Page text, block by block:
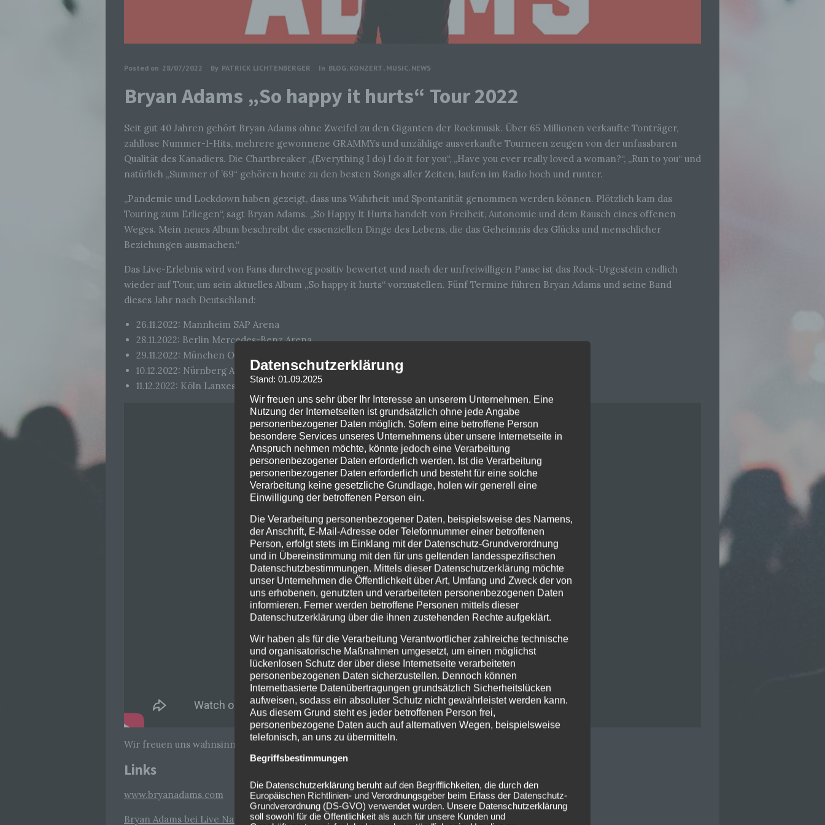
Posted on 28/07/2022 By PATRICK LICHTENBERGER In BLOG, KONZERT, MUSIC, NEWS
Bryan Adams „So happy it hurts“ Tour 2022
Seit gut 40 Jahren gehört Bryan Adams ohne Zweifel zu den Giganten der Rockmusik. Über 65 Millionen verkaufte Tonträger,
zahllose Nummer-1-Hits, mehrere gewonnene GRAMMYs und unzählige ausverkaufte Tourneen zeugen von der unfassbaren
Qualität des Kanadiers. Die Chartbreaker „(Everything I do) I do it for you“, „Have you ever really loved a woman?“, „Run to you“ und
natürlich „Summer of ’69“ gehören heute zu den besten Songs aller Zeiten, laufen im Radio hoch und runter.
„Pandemie und Lockdown haben gezeigt, dass uns Wahrheit und Spontanität genommen werden können. Plötzlich kam das
Touring zum Erliegen“, sagt Bryan Adams. „So Happy It Hurts handelt von Freiheit, Autonomie und dem Rausch eines offenen
Weges. Mein neues Album beschreibt die essenziellen Dinge des Lebens, die das Geheimnis des Glücks und menschlicher
Beziehungen ausmachen.“
Das Live-Erlebnis wird von Fans durchweg positiv bewertet und nach der unfreiwilligen Pause ist das Rock-Urgestein endlich
wieder auf Tour, um sein aktuelles Album „So happy it hurts“ vorzustellen. Fünf Termine führen Bryan Adams und seine Band
dieses Jahr nach Deutschland:
26.11.2022: Mannheim SAP Arena
28.11.2022: Berlin Mercedes-Benz Arena
29.11.2022: München Olympiahalle
10.12.2022: Nürnberg Arena Nürnberger Versicherung
11.12.2022: Köln Lanxess Arena
Wir freuen uns wahnsinnig auf die Tour und hoffen, euch dort zu sehen!
Links
www.bryanadams.com
Bryan Adams bei Live Nation
Datenschutzerklärung
Stand: 01.09.2025
Wir freuen uns sehr über Ihr Interesse an unserem Unternehmen. Eine
Nutzung der Internetseiten ist grundsätzlich ohne jede Angabe
personenbezogener Daten möglich. Sofern eine betroffene Person
besondere Services unseres Unternehmens über unsere Internetseite in
Anspruch nehmen möchte, könnte jedoch eine Verarbeitung
personenbezogener Daten erforderlich werden. Ist die Verarbeitung
personenbezogener Daten erforderlich und besteht für eine solche
Verarbeitung keine gesetzliche Grundlage, holen wir generell eine
Einwilligung der betroffenen Person ein.
Die Verarbeitung personenbezogener Daten, beispielsweise des Namens,
der Anschrift, E-Mail-Adresse oder Telefonnummer einer betroffenen
Person, erfolgt stets im Einklang mit der Datenschutz-Grundverordnung
und in Übereinstimmung mit den für uns geltenden landesspezifischen
Datenschutzbestimmungen. Mittels dieser Datenschutzerklärung möchte
unser Unternehmen die Öffentlichkeit über Art, Umfang und Zweck der von
uns erhobenen, genutzten und verarbeiteten personenbezogenen Daten
informieren. Ferner werden betroffene Personen mittels dieser
Datenschutzerklärung über die ihnen zustehenden Rechte aufgeklärt.
Wir haben als für die Verarbeitung Verantwortlicher zahlreiche technische
und organisatorische Maßnahmen umgesetzt, um einen möglichst
lückenlosen Schutz der über diese Internetseite verarbeiteten
personenbezogenen Daten sicherzustellen. Dennoch können
Internetbasierte Datenübertragungen grundsätzlich Sicherheitslücken
aufweisen, sodass ein absoluter Schutz nicht gewährleistet werden kann.
Aus diesem Grund steht es jeder betroffenen Person frei,
personenbezogene Daten auch auf alternativen Wegen, beispielsweise
telefonisch, an uns zu übermitteln.
Begriffsbestimmungen
Die Datenschutzerklärung beruht auf den Begrifflichkeiten, die durch den
Europäischen Richtlinien- und Verordnungsgeber beim Erlass der Datenschutz-
Grundverordnung (DS-GVO) verwendet wurden. Unsere Datenschutzerklärung
soll sowohl für die Öffentlichkeit als auch für unsere Kunden und